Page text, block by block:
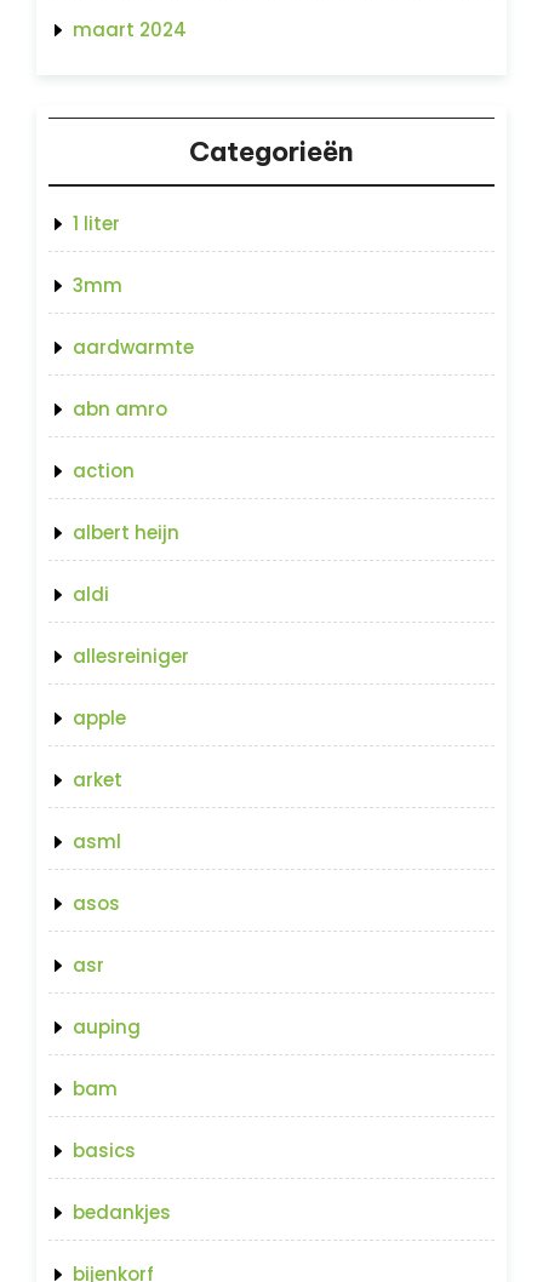
maart 2024
Categorieën
1 liter
3mm
aardwarmte
abn amro
action
albert heijn
aldi
allesreiniger
apple
arket
asml
asos
asr
auping
bam
basics
bedankjes
bijenkorf